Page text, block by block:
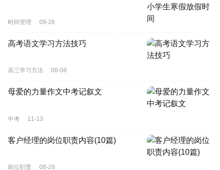
时间管理 09-26
高考语文学习方法技巧
高三学习方法 08-08
母爱的力量作文中考记叙文
中考 11-13
客户经理的岗位职责内容(10篇)
岗位职责 08-28